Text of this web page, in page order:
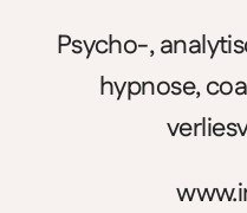
Psycho-,
hypnose,